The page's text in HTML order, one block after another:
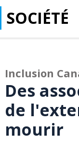
SOCIÉTÉ
Inclusion
Des
de
mourir